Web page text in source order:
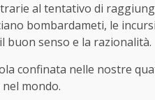
al tentativo di
bombardameti, le
senso e la razionalità.
confinata nelle nostre
mondo.